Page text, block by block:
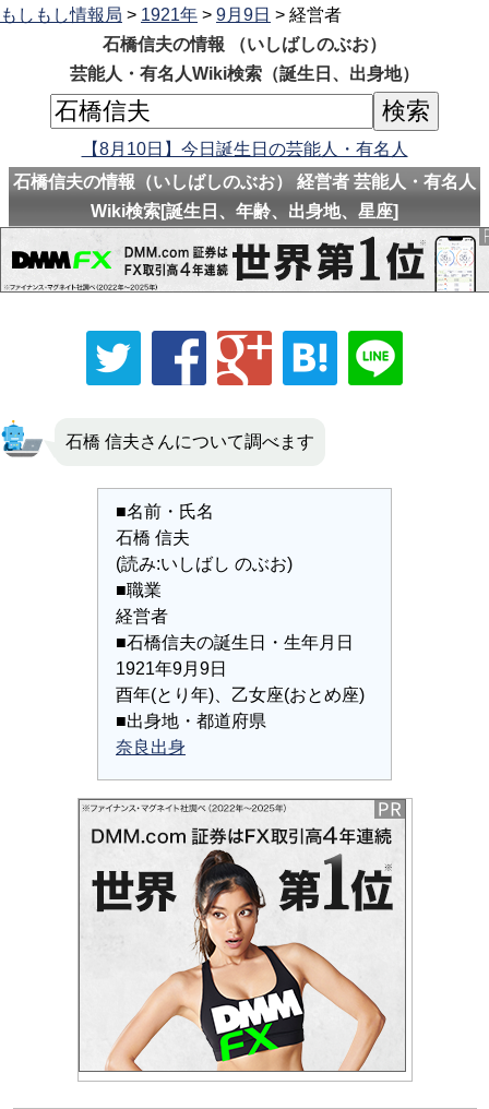
もしもし情報局 > 1921年 > 9月9日 > 経営者
石橋信夫の情報 （いしばしのぶお）
芸能人・有名人Wiki検索（誕生日、出身地）
【8月10日】今日誕生日の芸能人・有名人
石橋信夫の情報（いしばしのぶお） 経営者 芸能人・有名人
Wiki検索[誕生日、年齢、出身地、星座]
石橋 信夫さんについて調べます
■名前・氏名
石橋 信夫
(読み:いしばし のぶお)
■職業
経営者
■石橋信夫の誕生日・生年月日
1921年9月9日
酉年(とり年)、乙女座(おとめ座)
■出身地・都道府県
奈良出身